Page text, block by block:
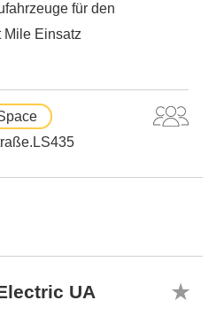
für den
Mile Einsatz
UA